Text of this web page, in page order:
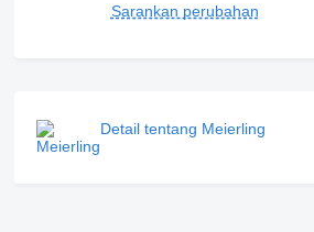
Sarankan perubahan
Detail tentang Meierling